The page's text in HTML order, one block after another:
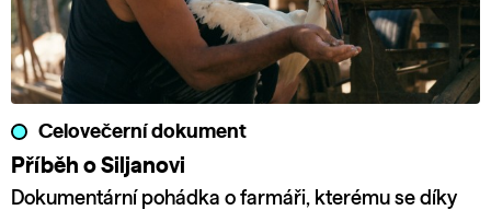
Celovečerní dokument
Příběh o Siljanovi
Dokumentární pohádka o farmáři, kterému se díky